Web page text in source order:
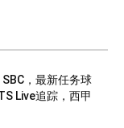
，最新任务球
Live追踪，西甲